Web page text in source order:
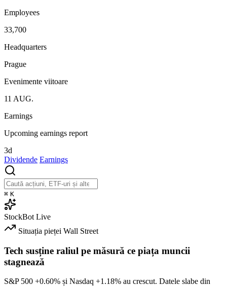
Employees
33,700
Headquarters
Prague
Evenimente viitoare
11 AUG.
Earnings
Upcoming earnings report
3d
Dividende Earnings
⌘ K
StockBot Live
Situația pieței Wall Street
Tech susține raliul pe măsură ce piața muncii
stagnează
S&P 500 +0.60% și Nasdaq +1.18% au crescut. Datele slabe din